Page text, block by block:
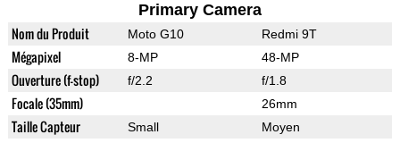
Primary Camera
Nom du Produit Moto G10 Redmi 9T
Mégapixel 8-MP 48-MP
Ouverture (f-stop) f/2.2 f/1.8
Focale (35mm) 26mm
Taille Capteur Small Moyen